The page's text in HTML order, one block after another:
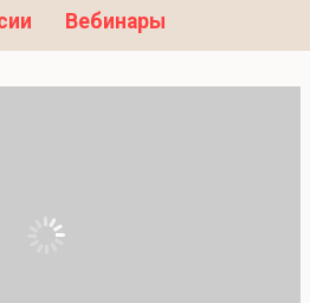
Вебинары